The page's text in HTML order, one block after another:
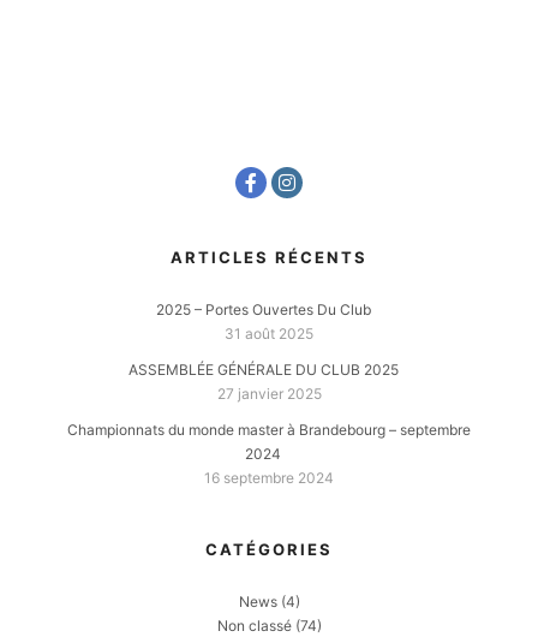
ARTICLES RÉCENTS
2025 – Portes Ouvertes Du Club
31 août 2025
ASSEMBLÉE GÉNÉRALE DU CLUB 2025
27 janvier 2025
Championnats du monde master à Brandebourg – septembre
2024
16 septembre 2024
CATÉGORIES
News(4)
Non classé(74)